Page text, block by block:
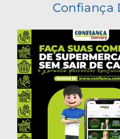
Confiança